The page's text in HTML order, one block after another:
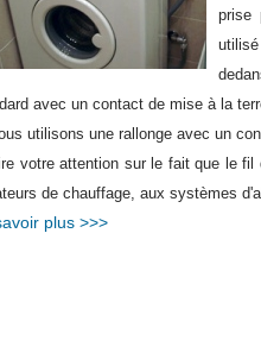
prise
avec un contact de mise à la
utilisons une rallonge avec un
votre attention sur le fait que le
de chauffage, aux systèmes
plus >>>